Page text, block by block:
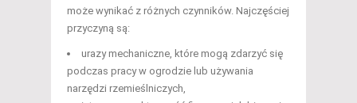
może wynikać z różnych czynników. Najczęściej
przyczyną są:
urazy mechaniczne, które mogą zdarzyć się
podczas pracy w ogrodzie lub używania
narzędzi rzemieślniczych,